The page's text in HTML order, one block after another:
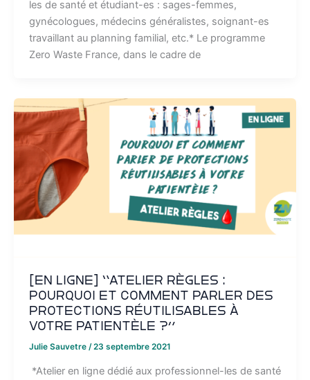
les de santé et étudiant-es : sages-femmes,
gynécologues, médecins généralistes, soignant-es
travaillant au planning familial, etc.* Le programme
Zero Waste France, dans le cadre de
[EN LIGNE] “Atelier règles :
pourquoi et comment parler des
protections réutilisables à
votre patientèle ?”
Julie Sauvetre /23 septembre 2021
*Atelier en ligne dédié aux professionnel-les de santé